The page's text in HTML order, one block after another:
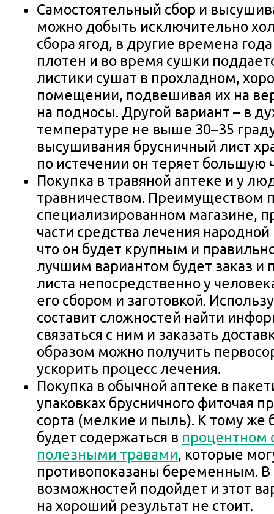
Самостоятельный сбор и
можно добыть исключительно
сбора ягод, в другие времена
плотен и во время сушки
листики сушат в прохладном,
помещении, подвешивая их на
на подносы. Другой вариант – в
температуре не выше 30–35
высушивания брусничный лист
по истечении он теряет большую
Покупка в травяной аптеке и у
травничеством. Преимуществом
специализированном магазине,
части средства лечения
что он будет крупным и
лучшим вариантом будет заказ и
листа непосредственно у
его сбором и заготовкой.
составит сложностей найти
связаться с ним и заказать
образом можно получить
ускорить процесс лечения.
Покупка в обычной аптеке в
упаковках брусничного фиточая
сорта (мелкие и пыль). К тому же
будет содержаться в процентном
полезными травами, которые
противопоказаны беременным. В
возможностей подойдет и этот
на хороший результат не стоит.